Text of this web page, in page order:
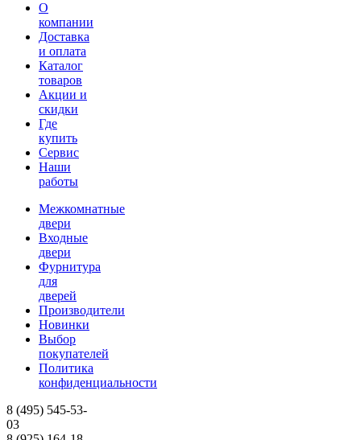
О
компании
Доставка
и оплата
Каталог
товаров
Акции и
скидки
Где
купить
Сервис
Наши
работы
Межкомнатные
двери
Входные
двери
Фурнитура
для
дверей
Производители
Новинки
Выбор
покупателей
Политика
конфиденциальности
8 (495) 545-53-
03